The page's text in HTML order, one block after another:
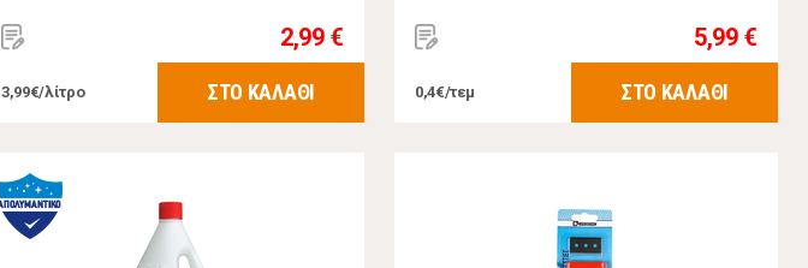
2,99 €
3,99€/λίτρο ΣΤΟ ΚΑΛΑΘΙ
5,99 €
0,4€/τεμ ΣΤΟ ΚΑΛΑΘΙ